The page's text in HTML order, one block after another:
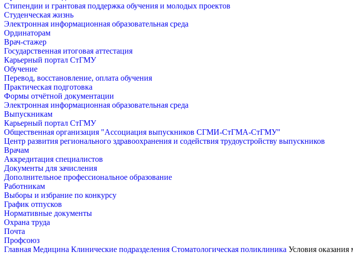
Стипендии и грантовая поддержка обучения и молодых проектов
Студенческая жизнь
Электронная информационная образовательная среда
Ординаторам
Врач-стажер
Государственная итоговая аттестация
Карьерный портал СтГМУ
Обучение
Перевод, восстановление, оплата обучения
Практическая подготовка
Формы отчётной документации
Электронная информационная образовательная среда
Выпускникам
Карьерный портал СтГМУ
Общественная организация "Ассоциация выпускников СГМИ-СтГМА-СтГМУ"
Центр развития регионального здравоохранения и содействия трудоустройству выпускников
Врачам
Аккредитация специалистов
Документы для зачисления
Дополнительное профессиональное образование
Работникам
Выборы и избрание по конкурсу
График отпусков
Нормативные документы
Охрана труда
Почта
Профсоюз
Главная Медицина Клинические подразделения Стоматологическая поликлиника Условия